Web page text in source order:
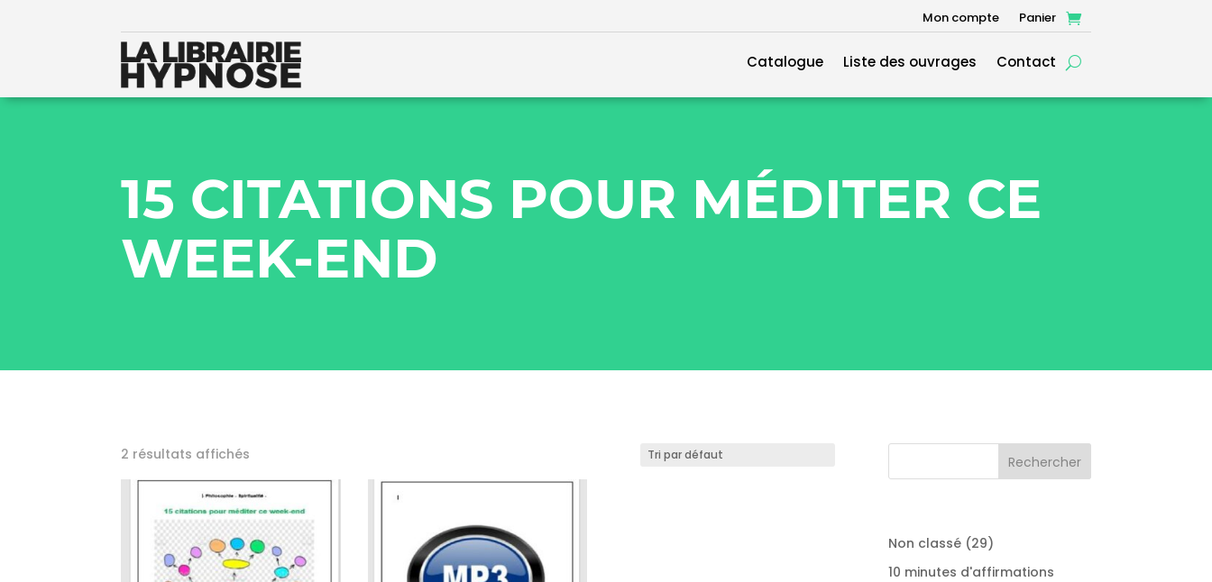
Mon compte Panier
Catalogue Liste des ouvrages Contact
15 CITATIONS POUR MÉDITER CE
WEEK-END
2 résultats affichés
Non classé 2929
produits
10 minutes d'affirmations